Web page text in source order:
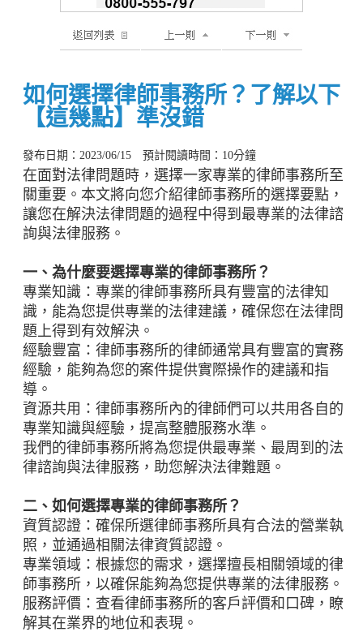
如何選擇律師事務所？了解以下
【這幾點】準沒錯
發布日期：2023/06/15 預計閱讀時間：10分鐘
在面對法律問題時，選擇一家專業的律師事務所至
關重要。本文將向您介紹律師事務所的選擇要點，
讓您在解決法律問題的過程中得到最專業的法律諮
詢與法律服務。
一、為什麼要選擇專業的律師事務所？
專業知識：專業的律師事務所具有豐富的法律知
識，能為您提供專業的法律建議，確保您在法律問
題上得到有效解決。
經驗豐富：律師事務所的律師通常具有豐富的實務
經驗，能夠為您的案件提供實際操作的建議和指
導。
資源共用：律師事務所內的律師們可以共用各自的
專業知識與經驗，提高整體服務水準。
我們的律師事務所將為您提供最專業、最周到的法
律諮詢與法律服務，助您解決法律難題。
二、如何選擇專業的律師事務所？
資質認證：確保所選律師事務所具有合法的營業執
照，並通過相關法律資質認證。
專業領域：根據您的需求，選擇擅長相關領域的律
師事務所，以確保能夠為您提供專業的法律服務。
服務評價：查看律師事務所的客戶評價和口碑，瞭
解其在業界的地位和表現。